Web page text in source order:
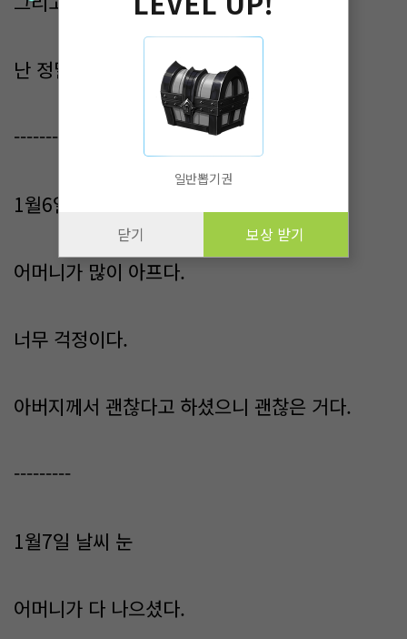
난 정말 행복하다.
---------
1월6일 날씨 맑음
어머니가 많이 아프다.
너무 걱정이다.
아버지께서 괜찮다고 하셨으니 괜찮은 거다.
---------
1월7일 날씨 눈
어머니가 다 나으셨다.
일반뽑기권
닫기 보상 받기